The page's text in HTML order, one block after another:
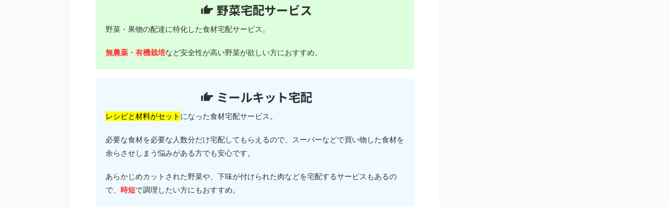
野菜宅配サービス
野菜・果物の配達に特化した食材宅配サービス。
無農薬・有機栽培など安全性が高い野菜が欲しい方におすすめ。
ミールキット宅配
レシピと材料がセット になった食材宅配サービス。
必要な食材を必要な人数分だけ宅配してもらえるので、スーパーなどで買い物した食材を
余らさせしまう悩みがある方でも安心です。
あらかじめカットされた野菜や、下味が付けられた肉などを宅配するサービスもあるの
で、 時短で調理したい方にもおすすめ。